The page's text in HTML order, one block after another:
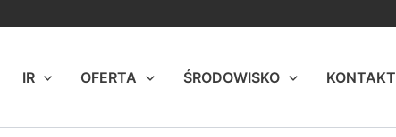
IR OFERTA ŚRODOWISKO KONTAKT